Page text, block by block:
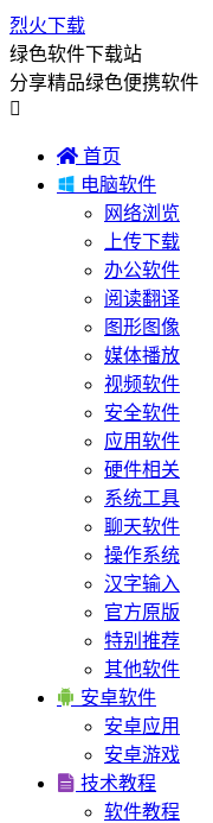
烈火下载
绿色软件下载站
分享精品绿色便携软件

 首页
 电脑软件
网络浏览
上传下载
办公软件
阅读翻译
图形图像
媒体播放
视频软件
安全软件
应用软件
硬件相关
系统工具
聊天软件
操作系统
汉字输入
官方原版
特别推荐
其他软件
 安卓软件
安卓应用
安卓游戏
 技术教程
软件教程